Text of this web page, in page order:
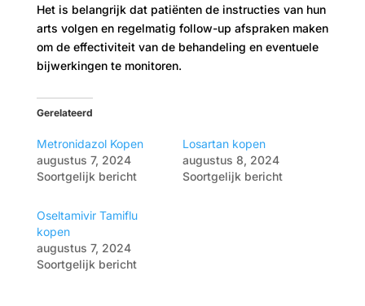
Het is belangrijk dat patiënten de instructies van hun
arts volgen en regelmatig follow-up afspraken maken
om de effectiviteit van de behandeling en eventuele
bijwerkingen te monitoren.
Gerelateerd
Metronidazol Kopen
augustus 7, 2024
Soortgelijk bericht
Losartan kopen
augustus 8, 2024
Soortgelijk bericht
Oseltamivir Tamiflu
kopen
augustus 7, 2024
Soortgelijk bericht